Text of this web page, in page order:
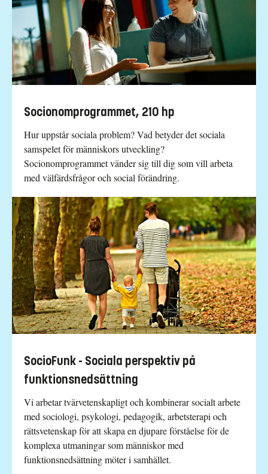
Socionomprogrammet, 210 hp
Hur uppstår sociala problem? Vad betyder det sociala
samspelet för människors utveckling?
Socionomprogrammet vänder sig till dig som vill arbeta
med välfärdsfrågor och social förändring.
SocioFunk - Sociala perspektiv på
funktionsnedsättning
Vi arbetar tvärvetenskapligt och kombinerar socialt arbete
med sociologi, psykologi, pedagogik, arbetsterapi och
rättsvetenskap för att skapa en djupare förståelse för de
komplexa utmaningar som människor med
funktionsnedsättning möter i samhället.